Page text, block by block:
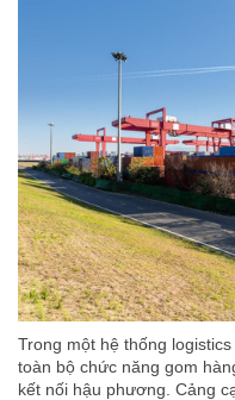
Trong một hệ thống
toàn bộ chức năng gom
kết nối hậu phương. Cảng